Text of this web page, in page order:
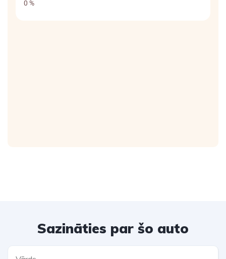
Sazināties par šo auto